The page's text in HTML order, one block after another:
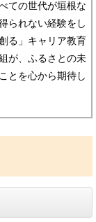
ての世代が垣根な
られない経験をし
る」キャリア教育
が、ふるさとの未
とを心から期待し